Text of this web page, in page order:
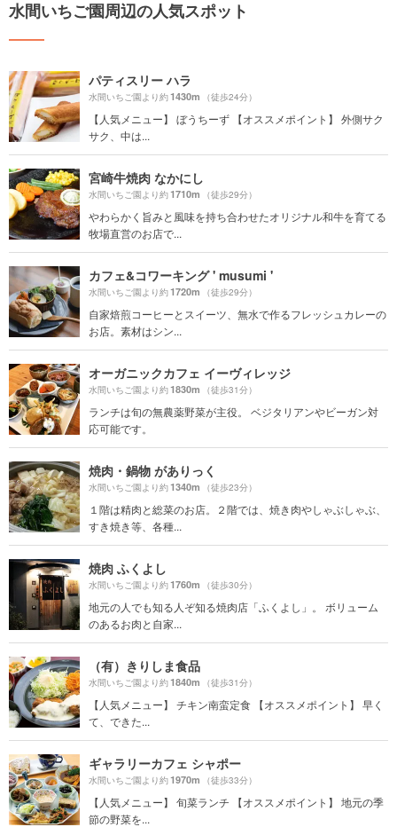
水間いちご園周辺の人気スポット
パティスリー ハラ
水間いちご園より約1430m （徒歩24分）
【人気メニュー】 ぼうちーず 【オススメポイント】 外側サク
サク、中は...
宮崎牛焼肉 なかにし
水間いちご園より約1710m （徒歩29分）
やわらかく旨みと風味を持ち合わせたオリジナル和牛を育てる
牧場直営のお店で...
カフェ&コワーキング ' musumi '
水間いちご園より約1720m （徒歩29分）
自家焙煎コーヒーとスイーツ、無水で作るフレッシュカレーの
お店。素材はシン...
オーガニックカフェ イーヴィレッジ
水間いちご園より約1830m （徒歩31分）
ランチは旬の無農薬野菜が主役。 ベジタリアンやビーガン対
応可能です。
焼肉・鍋物 がありっく
水間いちご園より約1340m （徒歩23分）
１階は精肉と総菜のお店。２階では、焼き肉やしゃぶしゃぶ、
すき焼き等、各種...
焼肉 ふくよし
水間いちご園より約1760m （徒歩30分）
地元の人でも知る人ぞ知る焼肉店「ふくよし」。 ボリューム
のあるお肉と自家...
（有）きりしま食品
水間いちご園より約1840m （徒歩31分）
【人気メニュー】 チキン南蛮定食 【オススメポイント】 早く
て、できた...
ギャラリーカフェ シャポー
水間いちご園より約1970m （徒歩33分）
【人気メニュー】 旬菜ランチ 【オススメポイント】 地元の季
節の野菜を...